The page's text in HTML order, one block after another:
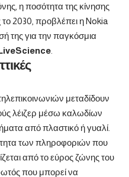
η ποσότητα της κίνησης
2030, προβλέπει η Nokia
της για την παγκόσμια
μεταδίδουν
λέιζερ μέσω καλωδίων
από πλαστικό ή γυαλί.
των πληροφοριών που
από το εύρος ζώνης του
που μπορεί να